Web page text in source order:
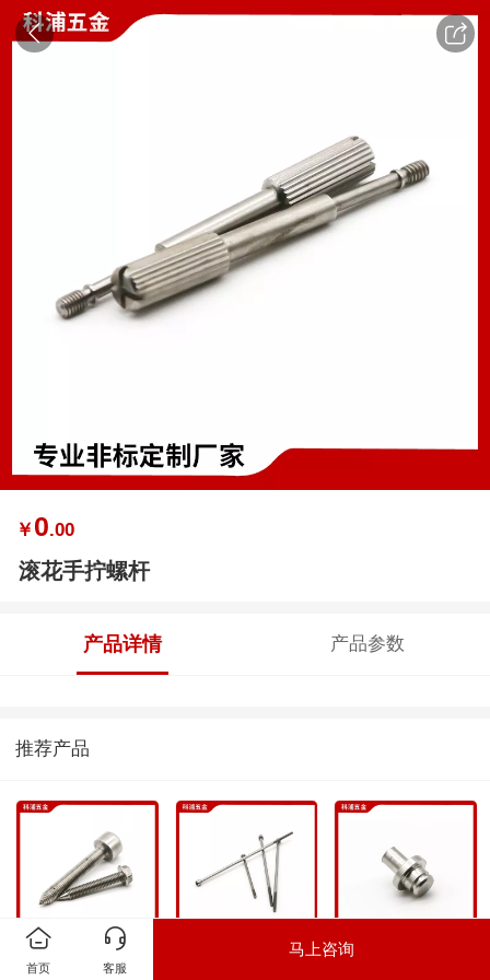
￥ 0.00
滚花手拧螺杆
产品详情 产品参数
推荐产品
尖尾机丝螺丝
首页 客服
马上咨询